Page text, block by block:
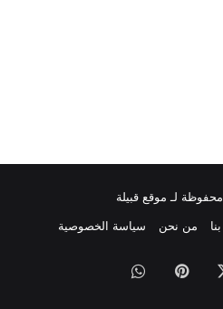
لـ موقع قبيلة
من نحن سياسة الخصوصية
بينتيريستواتساب